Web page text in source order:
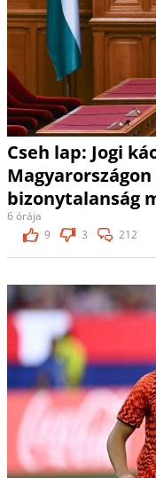
Cseh lap: Jogi
bizonytalanság
6 órája
9
3 212